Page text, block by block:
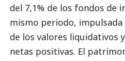
del 7,1% de los fondos de
mismo periodo,
de los valores liquidativos
netas positivas. El